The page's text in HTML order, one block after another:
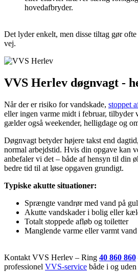
hovedafbryder.
Det lyder enkelt, men disse tiltag gør
vej.
VVS Herlev døgnvagt -
Når der er risiko for vandskade, stoppet
eller ingen varme midt i februar, tilbyder
gælder også weekender, helligdage og
Døgnvagt betyder højere takst end
normal arbejdstid. Hvis din opgave kan
anbefaler vi det – både af hensyn til din
bedre tid til at løse opgaven grundigt.
Typiske akutte situationer:
Sprængte vandrør med vand på
Akutte vandskader i bolig eller
Totalt stoppede afløb og toiletter
Manglende varme eller varmt vand
Kontakt VVS Herlev – Ring 40 860 860
professionel VVS-service både i og